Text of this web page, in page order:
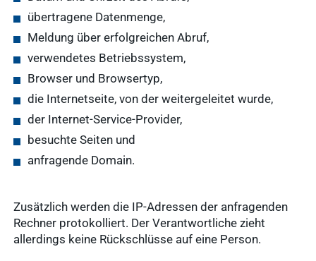
übertragene Datenmenge,
Meldung über erfolgreichen Abruf,
verwendetes Betriebssystem,
Browser und Browsertyp,
die Internetseite, von der weitergeleitet wurde,
der Internet-Service-Provider,
besuchte Seiten und
anfragende Domain.
Zusätzlich werden die IP-Adressen der anfragenden
Rechner protokolliert. Der Verantwortliche zieht
allerdings keine Rückschlüsse auf eine Person.